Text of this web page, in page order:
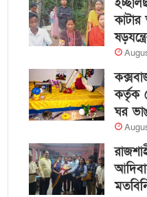
কর্তৃক
ঘর